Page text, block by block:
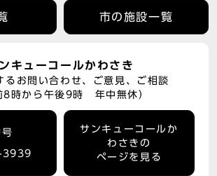
市の施設一覧
キューコールかわさき
るお問い合わせ、ご意見、ご相談
8時から午後9時 年中無休）
3939
サンキューコールか
わさきの
ページを見る